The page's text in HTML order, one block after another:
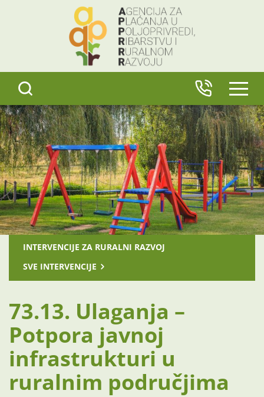
INTERVENCIJE ZA RURALNI RAZVOJ
SVE INTERVENCIJE
73.13. Ulaganja –
Potpora javnoj
infrastrukturi u
ruralnim područjima